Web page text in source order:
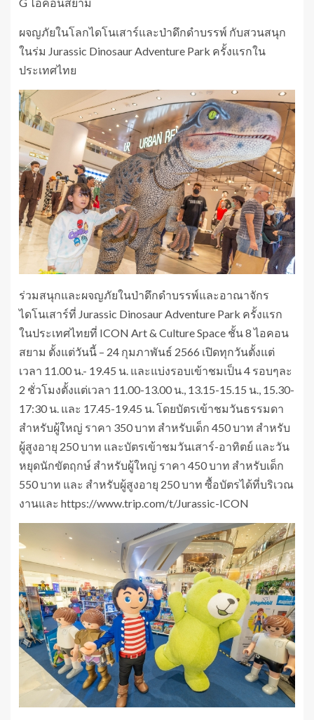
ผจญภัยในโลกไดโนเสาร์และป่าดึกดำบรรพ์ กับสวนสนุก
ในร่ม Jurassic Dinosaur Adventure Park ครั้งแรกใน
ประเทศไทย
ร่วมสนุกและผจญภัยในป่าดึกดำบรรพ์และอาณาจักร
ไดโนเสาร์ที่ Jurassic Dinosaur Adventure Park ครั้งแรก
ในประเทศไทยที่ ICON Art & Culture Space ชั้น 8 ไอคอน
สยาม ตั้งแต่วันนี้ – 24 กุมภาพันธ์ 2566 เปิดทุกวันตั้งแต่
เวลา 11.00 น.- 19.45 น. และแบ่งรอบเข้าชมเป็น 4 รอบๆละ
2 ชั่วโมงตั้งแต่เวลา 11.00-13.00 น., 13.15-15.15 น., 15.30-
17:30 น. และ 17.45-19.45 น. โดยบัตรเข้าชมวันธรรมดา
สำหรับผู้ใหญ่ ราคา 350 บาท สำหรับเด็ก 450 บาท สำหรับ
ผู้สูงอายุ 250 บาท และบัตรเข้าชมวันเสาร์-อาทิตย์ และวัน
หยุดนักขัตฤกษ์ สำหรับผู้ใหญ่ ราคา 450 บาท สำหรับเด็ก
550 บาท และ สำหรับผู้สูงอายุ 250 บาท ซื้อบัตรได้ที่บริเวณ
งานและ https://www.trip.com/t/Jurassic-ICON